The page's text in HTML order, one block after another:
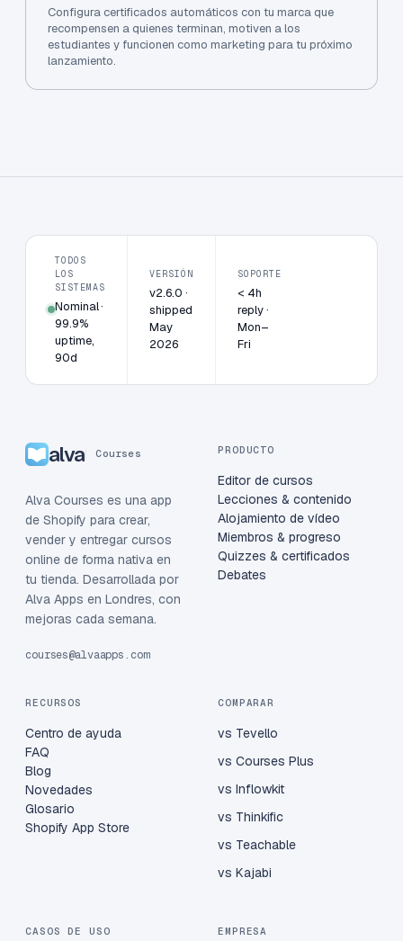
Configura certificados automáticos con tu marca que
recompensen a quienes terminan, motiven a los
estudiantes y funcionen como marketing para tu próximo
lanzamiento.
TODOS
LOS
SISTEMAS
Nominal ·
99.9%
uptime,
90d
VERSIÓN
v2.6.0 ·
shipped
May
2026
SOPORTE
< 4h
reply ·
Mon–
Fri
alva Courses
Alva Courses es una app
de Shopify para crear,
vender y entregar cursos
online de forma nativa en
tu tienda. Desarrollada por
Alva Apps en Londres, con
mejoras cada semana.
courses@alvaapps.com
PRODUCTO
Editor de cursos
Lecciones & contenido
Alojamiento de vídeo
Miembros & progreso
Quizzes & certificados
Debates
RECURSOS
Centro de ayuda
FAQ
Blog
Novedades
Glosario
Shopify App Store
COMPARAR
vs Tevello
vs Courses Plus
vs Inflowkit
vs Thinkific
vs Teachable
vs Kajabi
CASOS DE USO EMPRESA